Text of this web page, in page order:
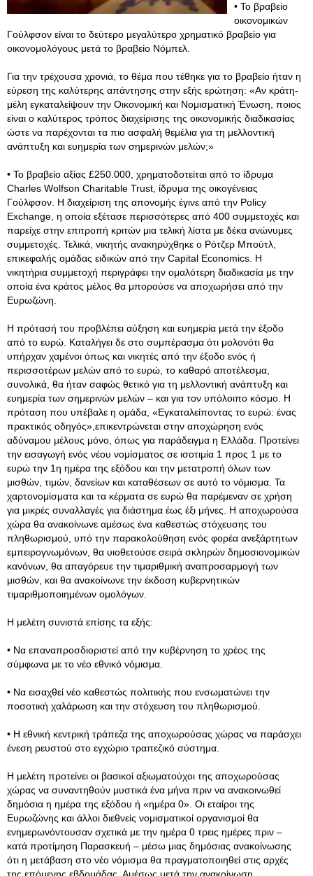
• Το βραβείο
οικονομικών
Γούλφσον είναι το δεύτερο μεγαλύτερο χρηματικό βραβείο για
οικονομολόγους μετά το βραβείο Νόμπελ.
Για την τρέχουσα χρονιά, τo θέμα που τέθηκε για το βραβείο ήταν η
εύρεση της καλύτερης απάντησης στην εξής ερώτηση: «Αν κράτη-
μέλη εγκαταλείψουν την Οικονομική και Νομισματική Ένωση, ποιος
είναι ο καλύτερος τρόπος διαχείρισης της οικονομικής διαδικασίας
ώστε να παρέχονται τα πιο ασφαλή θεμέλια για τη μελλοντική
ανάπτυξη και ευημερία των σημερινών μελών;»
• Το βραβείο αξίας £250.000, χρηματοδοτείται από το ίδρυμα
Charles Wolfson Charitable Trust, ίδρυμα της οικογένειας
Γούλφσον. Η διαχείριση της απονομής έγινε από την Policy
Exchange, η οποία εξέτασε περισσότερες από 400 συμμετοχές και
παρείχε στην επιτροπή κριτών μια τελική λίστα με δέκα ανώνυμες
συμμετοχές. Τελικά, νικητής ανακηρύχθηκε ο Ρότζερ Μπούτλ,
επικεφαλής ομάδας ειδικών από την Capital Economics. Η
νικητήρια συμμετοχή περιγράφει την ομαλότερη διαδικασία με την
οποία ένα κράτος μέλος θα μπορούσε να αποχωρήσει από την
Ευρωζώνη.
Η πρότασή του προβλέπει αύξηση και ευημερία μετά την έξοδο
από το ευρώ. Καταλήγει δε στο συμπέρασμα ότι μολονότι θα
υπήρχαν χαμένοι όπως και νικητές από την έξοδο ενός ή
περισσοτέρων μελών από το ευρώ, το καθαρό αποτέλεσμα,
συνολικά, θα ήταν σαφώς θετικό για τη μελλοντική ανάπτυξη και
ευημερία των σημερινών μελών – και για τον υπόλοιπο κόσμο. Η
πρόταση που υπέβαλε η ομάδα, «Εγκαταλείποντας το ευρώ: ένας
πρακτικός οδηγός»,επικεντρώνεται στην αποχώρηση ενός
αδύναμου μέλους μόνο, όπως για παράδειγμα η Ελλάδα. Προτείνει
την εισαγωγή ενός νέου νομίσματος σε ισοτιμία 1 προς 1 με το
ευρώ την 1η ημέρα της εξόδου και την μετατροπή όλων των
μισθών, τιμών, δανείων και καταθέσεων σε αυτό το νόμισμα. Τα
χαρτονομίσματα και τα κέρματα σε ευρώ θα παρέμεναν σε χρήση
για μικρές συναλλαγές για διάστημα έως έξι μήνες. Η αποχωρούσα
χώρα θα ανακοίνωνε αμέσως ένα καθεστώς στόχευσης του
πληθωρισμού, υπό την παρακολούθηση ενός φορέα ανεξάρτητων
εμπειρογνωμόνων, θα υιοθετούσε σειρά σκληρών δημοσιονομικών
κανόνων, θα απαγόρευε την τιμαριθμική αναπροσαρμογή των
μισθών, και θα ανακοίνωνε την έκδοση κυβερνητικών
τιμαριθμοποιημένων ομολόγων.
Η μελέτη συνιστά επίσης τα εξής:
• Να επαναπροσδιοριστεί από την κυβέρνηση το χρέος της
σύμφωνα με το νέο εθνικό νόμισμα.
• Να εισαχθεί νέο καθεστώς πολιτικής που ενσωματώνει την
ποσοτική χαλάρωση και την στόχευση του πληθωρισμού.
• Η εθνική κεντρική τράπεζα της αποχωρούσας χώρας να παράσχει
ένεση ρευστού στο εγχώριο τραπεζικό σύστημα.
Η μελέτη προτείνει οι βασικοί αξιωματούχοι της αποχωρούσας
χώρας να συναντηθούν μυστικά ένα μήνα πριν να ανακοινωθεί
δημόσια η ημέρα της εξόδου ή «ημέρα 0». Οι εταίροι της
Ευρωζώνης και άλλοι διεθνείς νομισματικοί οργανισμοί θα
ενημερωνόντουσαν σχετικά με την ημέρα 0 τρεις ημέρες πριν –
κατά προτίμηση Παρασκευή – μέσω μιας δημόσιας ανακοίνωσης
ότι η μετάβαση στο νέο νόμισμα θα πραγματοποιηθεί στις αρχές